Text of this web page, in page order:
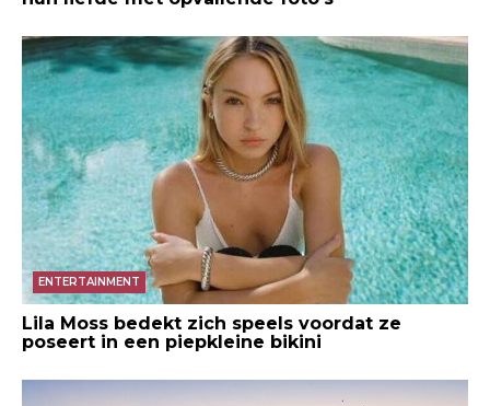
ENTERTAINMENT
Lila Moss bedekt zich speels voordat ze
poseert in een piepkleine bikini